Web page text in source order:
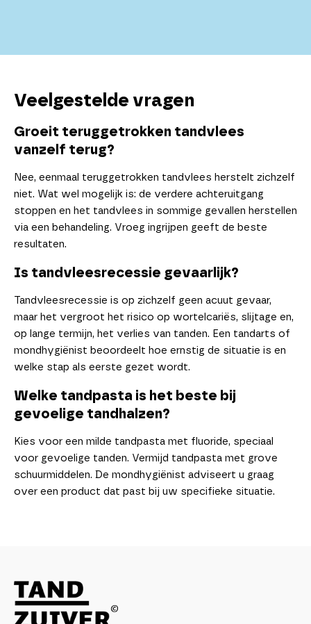
Veelgestelde vragen
Groeit teruggetrokken tandvlees
vanzelf terug?
Nee, eenmaal teruggetrokken tandvlees herstelt zichzelf
niet. Wat wel mogelijk is: de verdere achteruitgang
stoppen en het tandvlees in sommige gevallen herstellen
via een behandeling. Vroeg ingrijpen geeft de beste
resultaten.
Is tandvleesrecessie gevaarlijk?
Tandvleesrecessie is op zichzelf geen acuut gevaar,
maar het vergroot het risico op wortelcariës, slijtage en,
op lange termijn, het verlies van tanden. Een tandarts of
mondhygiënist beoordeelt hoe ernstig de situatie is en
welke stap als eerste gezet wordt.
Welke tandpasta is het beste bij
gevoelige tandhalzen?
Kies voor een milde tandpasta met fluoride, speciaal
voor gevoelige tanden. Vermijd tandpasta met grove
schuurmiddelen. De mondhygiënist adviseert u graag
over een product dat past bij uw specifieke situatie.